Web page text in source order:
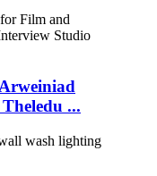
...